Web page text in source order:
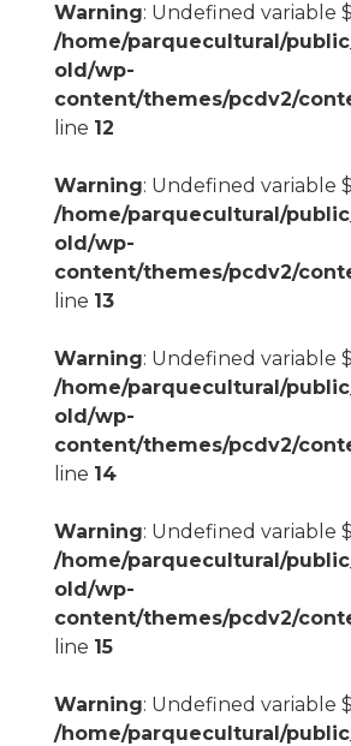
Warning: Undefined variable
/home/parquecultural/
old/wp-
content/themes/pcdv2/
line 12
Warning: Undefined variable
/home/parquecultural/
old/wp-
content/themes/pcdv2/
line 13
Warning: Undefined variable
/home/parquecultural/
old/wp-
content/themes/pcdv2/
line 14
Warning: Undefined variable
/home/parquecultural/
old/wp-
content/themes/pcdv2/
line 15
Warning: Undefined variable
/home/parquecultural/